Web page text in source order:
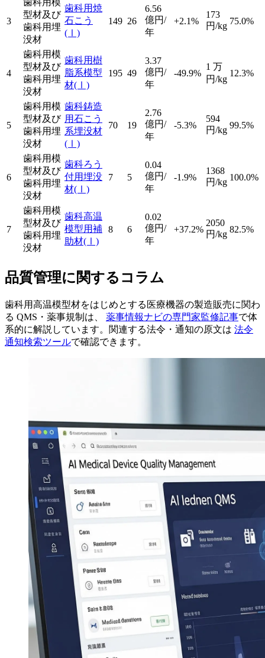
3
歯科用模
型材及び
歯科用埋
没材
歯科用焼
石こう
(Ⅰ)
149 26
6.56
億円/
年
+2.1%
173
円/kg 75.0%
4
歯科用模
型材及び
歯科用埋
没材
歯科用樹
脂系模型
材(Ⅰ)
195 49
3.37
億円/
年
-49.9%
1 万
円/kg
12.3%
5
歯科用模
型材及び
歯科用埋
没材
歯科鋳造
用石こう
系埋没材
(Ⅰ)
70 19
2.76
億円/
年
-5.3%
594
円/kg 99.5%
6
歯科用模
型材及び
歯科用埋
没材
歯科ろう
付用埋没
材(Ⅰ)
7 5
0.04
億円/
年
-1.9%
1368
円/kg 100.0%
7
歯科用模
型材及び
歯科用埋
没材
歯科高温
模型用補
助材(Ⅰ)
8 6
0.02
億円/
年
+37.2%
2050
円/kg 82.5%
品質管理に関するコラム
歯科用高温模型材をはじめとする医療機器の製造販売に関わ
る QMS・薬事規制は、 薬事情報ナビの専門家監修記事で体
系的に解説しています。関連する法令・通知の原文は 法令
通知検索ツールで確認できます。